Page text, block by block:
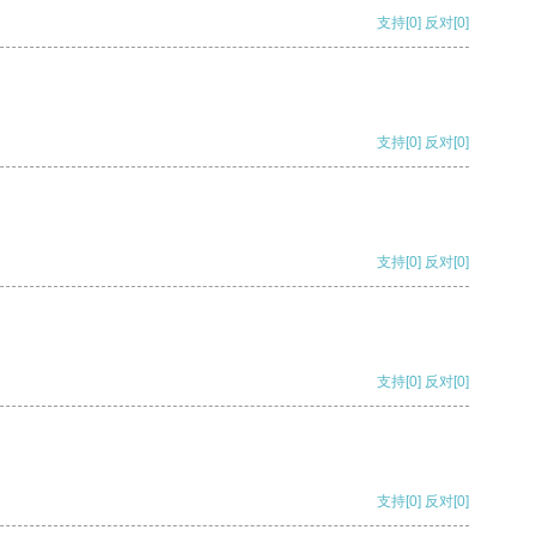
支持[0] 反对[0]
支持[0] 反对[0]
支持[0] 反对[0]
支持[0] 反对[0]
支持[0] 反对[0]